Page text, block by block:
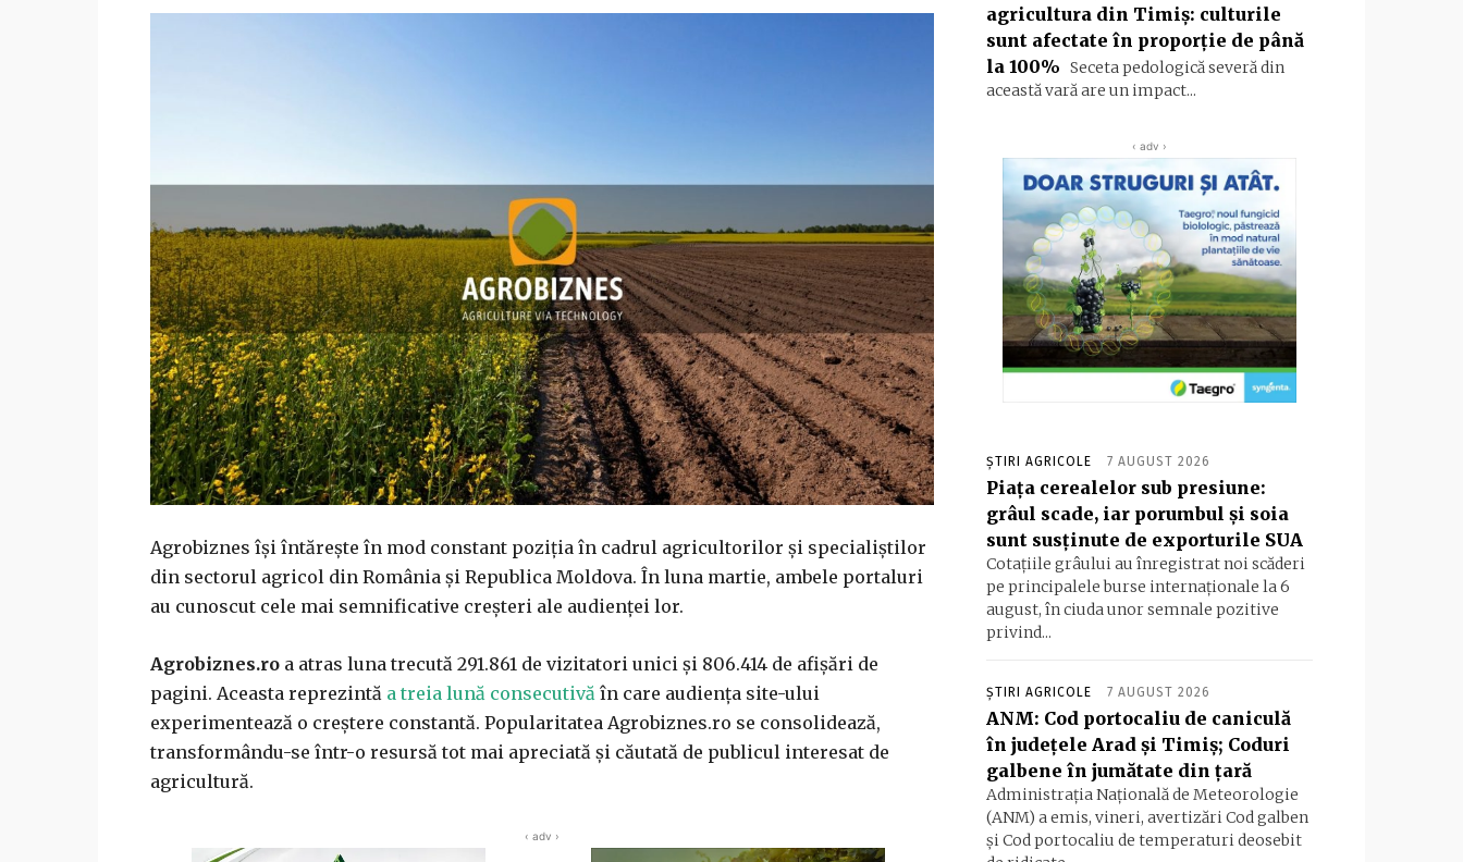
Agrobiznes își întărește în mod constant poziția în cadrul agricultorilor și specialiștilor
din sectorul agricol din România și Republica Moldova. În luna martie, ambele portaluri
au cunoscut cele mai semnificative creșteri ale audienței lor.
Agrobiznes.ro a atras luna trecută 291.861 de vizitatori unici și 806.414 de afișări de
pagini. Aceasta reprezintă a treia lună consecutivă în care audiența site-ului
experimentează o creștere constantă. Popularitatea Agrobiznes.ro se consolidează,
transformându-se într-o resursă tot mai apreciată și căutată de publicul interesat de
agricultură.
‹ adv ›
agricultura din Timiș: culturile
sunt afectate în proporție de până
la 100% Seceta pedologică severă din
această vară are un impact...
‹ adv ›
ȘTIRI AGRICOLE 7 AUGUST 2026
Piața cerealelor sub presiune:
grâul scade, iar porumbul și soia
sunt susținute de exporturile SUA
Cotațiile grâului au înregistrat noi scăderi
pe principalele burse internaționale la 6
august, în ciuda unor semnale pozitive
privind...
ȘTIRI AGRICOLE 7 AUGUST 2026
ANM: Cod portocaliu de caniculă
în judeţele Arad şi Timiş; Coduri
galbene în jumătate din ţară
Administraţia Naţională de Meteorologie
(ANM) a emis, vineri, avertizări Cod galben
şi Cod portocaliu de temperaturi deosebit